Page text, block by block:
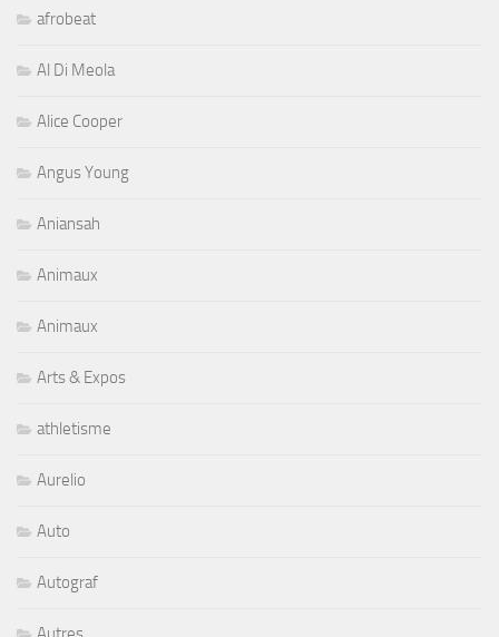
afrobeat
Al Di Meola
Alice Cooper
Angus Young
Aniansah
Animaux
Animaux
Arts & Expos
athletisme
Aurelio
Auto
Autograf